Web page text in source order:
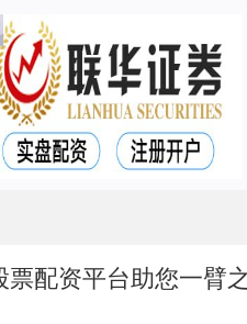
配资平台助您一臂